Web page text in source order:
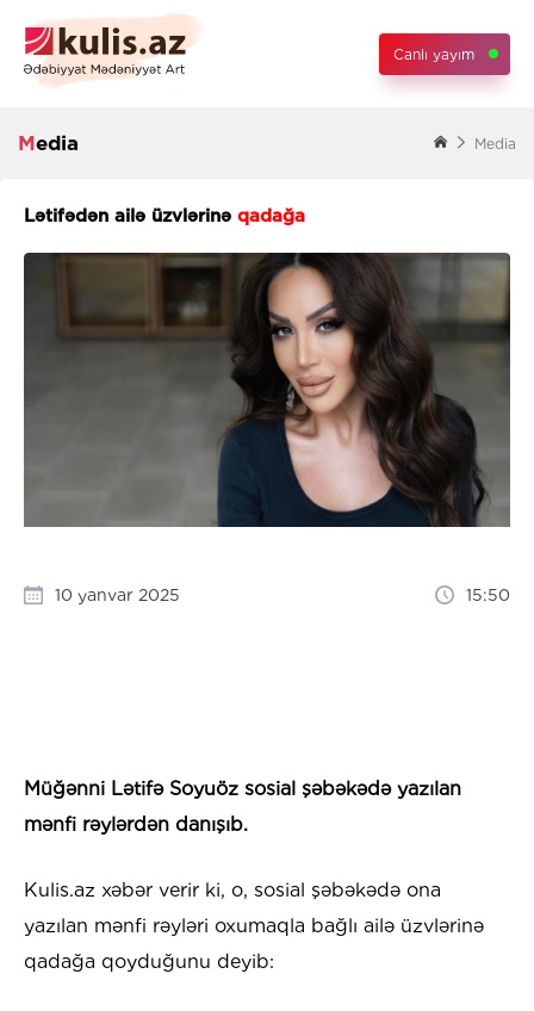
Canlı yayım
Media Media
Lətifədən ailə üzvlərinə qadağa
10 yanvar 2025 15:50
Müğənni Lətifə Soyuöz sosial şəbəkədə yazılan
mənfi rəylərdən danışıb.
Kulis.az xəbər verir ki, o, sosial şəbəkədə ona
yazılan mənfi rəyləri oxumaqla bağlı ailə üzvlərinə
qadağa qoyduğunu deyib: